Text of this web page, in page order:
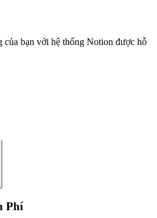
của bạn với hệ thống Notion được hỗ
Phí